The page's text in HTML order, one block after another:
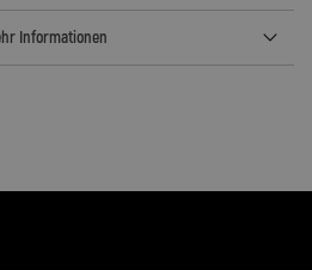
Informationen